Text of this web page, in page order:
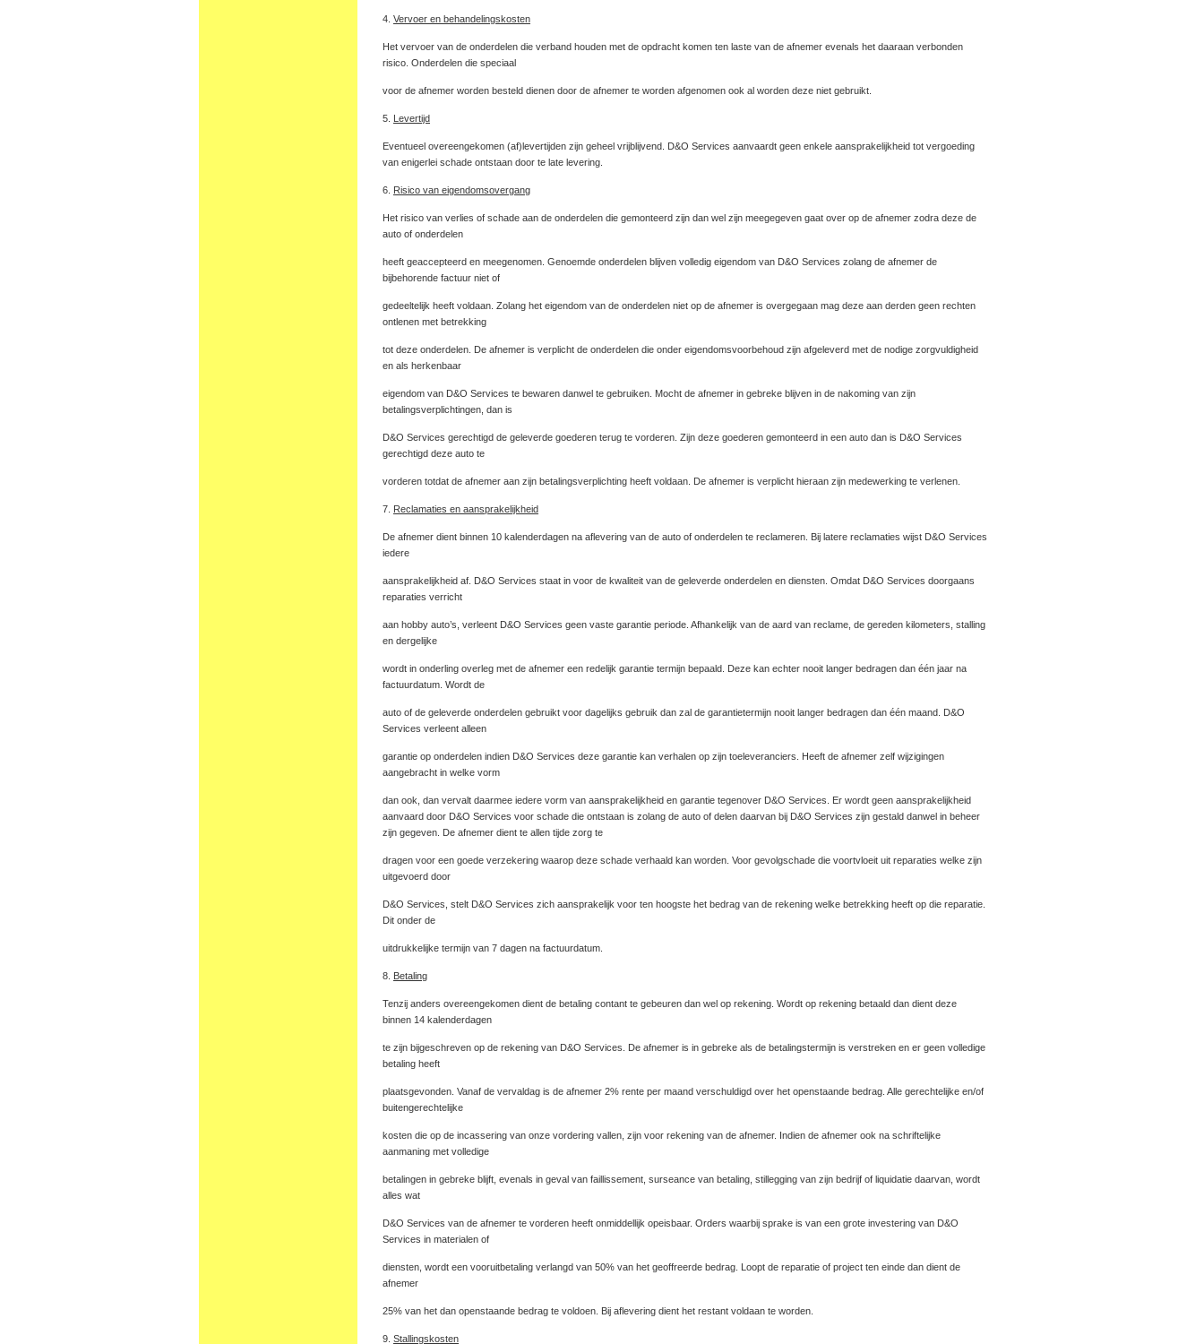
4. Vervoer en behandelingskosten
Het vervoer van de onderdelen die verband houden met de opdracht komen ten laste van de afnemer evenals het daaraan verbonden
risico. Onderdelen die speciaal
voor de afnemer worden besteld dienen door de afnemer te worden afgenomen ook al worden deze niet gebruikt.
5. Levertijd
Eventueel overeengekomen (af)levertijden zijn geheel vrijblijvend. D&O Services aanvaardt geen enkele aansprakelijkheid tot vergoeding
van enigerlei schade ontstaan door te late levering.
6. Risico van eigendomsovergang
Het risico van verlies of schade aan de onderdelen die gemonteerd zijn dan wel zijn meegegeven gaat over op de afnemer zodra deze de
auto of onderdelen
heeft geaccepteerd en meegenomen. Genoemde onderdelen blijven volledig eigendom van D&O Services zolang de afnemer de
bijbehorende factuur niet of
gedeeltelijk heeft voldaan. Zolang het eigendom van de onderdelen niet op de afnemer is overgegaan mag deze aan derden geen rechten
ontlenen met betrekking
tot deze onderdelen. De afnemer is verplicht de onderdelen die onder eigendomsvoorbehoud zijn afgeleverd met de nodige zorgvuldigheid
en als herkenbaar
eigendom van D&O Services te bewaren danwel te gebruiken. Mocht de afnemer in gebreke blijven in de nakoming van zijn
betalingsverplichtingen, dan is
D&O Services gerechtigd de geleverde goederen terug te vorderen. Zijn deze goederen gemonteerd in een auto dan is D&O Services
gerechtigd deze auto te
vorderen totdat de afnemer aan zijn betalingsverplichting heeft voldaan. De afnemer is verplicht hieraan zijn medewerking te verlenen.
7. Reclamaties en aansprakelijkheid
De afnemer dient binnen 10 kalenderdagen na aflevering van de auto of onderdelen te reclameren. Bij latere reclamaties wijst D&O Services
iedere
aansprakelijkheid af. D&O Services staat in voor de kwaliteit van de geleverde onderdelen en diensten. Omdat D&O Services doorgaans
reparaties verricht
aan hobby auto’s, verleent D&O Services geen vaste garantie periode. Afhankelijk van de aard van reclame, de gereden kilometers, stalling
en dergelijke
wordt in onderling overleg met de afnemer een redelijk garantie termijn bepaald. Deze kan echter nooit langer bedragen dan één jaar na
factuurdatum. Wordt de
auto of de geleverde onderdelen gebruikt voor dagelijks gebruik dan zal de garantietermijn nooit langer bedragen dan één maand. D&O
Services verleent alleen
garantie op onderdelen indien D&O Services deze garantie kan verhalen op zijn toeleveranciers. Heeft de afnemer zelf wijzigingen
aangebracht in welke vorm
dan ook, dan vervalt daarmee iedere vorm van aansprakelijkheid en garantie tegenover D&O Services. Er wordt geen aansprakelijkheid
aanvaard door D&O Services voor schade die ontstaan is zolang de auto of delen daarvan bij D&O Services zijn gestald danwel in beheer
zijn gegeven. De afnemer dient te allen tijde zorg te
dragen voor een goede verzekering waarop deze schade verhaald kan worden. Voor gevolgschade die voortvloeit uit reparaties welke zijn
uitgevoerd door
D&O Services, stelt D&O Services zich aansprakelijk voor ten hoogste het bedrag van de rekening welke betrekking heeft op die reparatie.
Dit onder de
uitdrukkelijke termijn van 7 dagen na factuurdatum.
8. Betaling
Tenzij anders overeengekomen dient de betaling contant te gebeuren dan wel op rekening. Wordt op rekening betaald dan dient deze
binnen 14 kalenderdagen
te zijn bijgeschreven op de rekening van D&O Services. De afnemer is in gebreke als de betalingstermijn is verstreken en er geen volledige
betaling heeft
plaatsgevonden. Vanaf de vervaldag is de afnemer 2% rente per maand verschuldigd over het openstaande bedrag. Alle gerechtelijke en/of
buitengerechtelijke
kosten die op de incassering van onze vordering vallen, zijn voor rekening van de afnemer. Indien de afnemer ook na schriftelijke
aanmaning met volledige
betalingen in gebreke blijft, evenals in geval van faillissement, surseance van betaling, stillegging van zijn bedrijf of liquidatie daarvan, wordt
alles wat
D&O Services van de afnemer te vorderen heeft onmiddellijk opeisbaar. Orders waarbij sprake is van een grote investering van D&O
Services in materialen of
diensten, wordt een vooruitbetaling verlangd van 50% van het geoffreerde bedrag. Loopt de reparatie of project ten einde dan dient de
afnemer
25% van het dan openstaande bedrag te voldoen. Bij aflevering dient het restant voldaan te worden.
9. Stallingskosten